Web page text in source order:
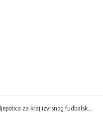
za kraj izvrsnog fudbalskog vikenda u Evropi